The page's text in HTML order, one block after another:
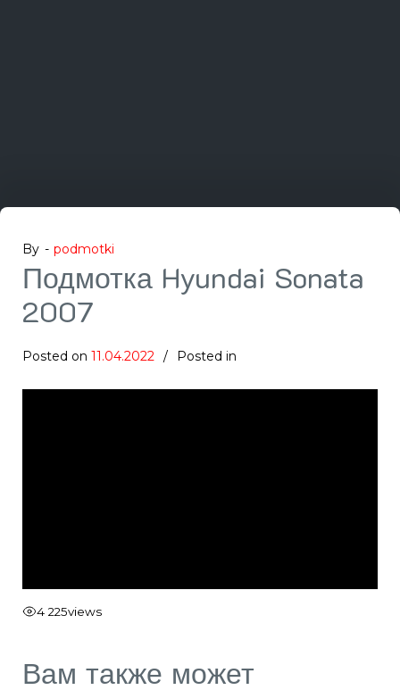
By - podmotki
Подмотка Hyundai Sonata
2007
Posted on 11.04.2022 Posted in
4 225views
Вам также может